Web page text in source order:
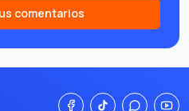
comentarios